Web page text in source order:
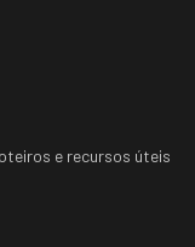
e recursos úteis